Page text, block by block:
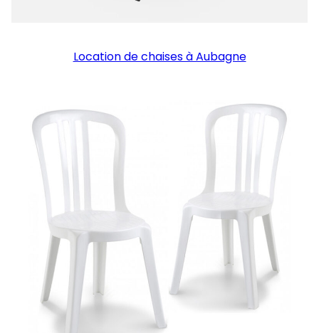
Location de chaises à Aubagne